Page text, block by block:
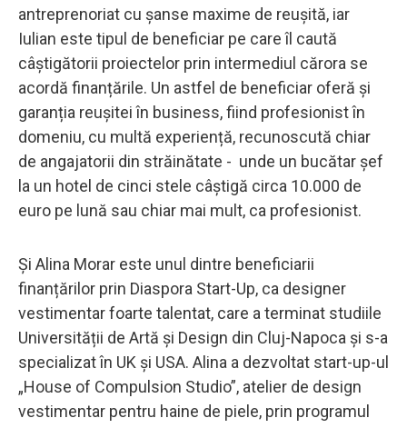
antreprenoriat cu șanse maxime de reușită, iar
Iulian este tipul de beneficiar pe care îl caută
câștigătorii proiectelor prin intermediul cărora se
acordă finanțările. Un astfel de beneficiar oferă și
garanția reușitei în business, fiind profesionist în
domeniu, cu multă experiență, recunoscută chiar
de angajatorii din străinătate - unde un bucătar șef
la un hotel de cinci stele câștigă circa 10.000 de
euro pe lună sau chiar mai mult, ca profesionist.
Și Alina Morar este unul dintre beneficiarii
finanțărilor prin Diaspora Start-Up, ca designer
vestimentar foarte talentat, care a terminat studiile
Universității de Artă și Design din Cluj-Napoca și s-a
specializat în UK și USA. Alina a dezvoltat start-up-ul
„House of Compulsion Studio”, atelier de design
vestimentar pentru haine de piele, prin programul